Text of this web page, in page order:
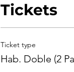
Tickets
Ticket type
Hab. Doble (2